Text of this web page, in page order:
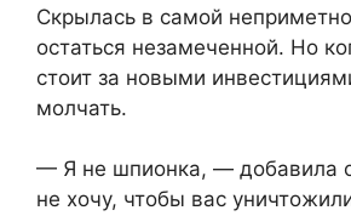
Скрылась в самой
остаться незамеченной. Но
стоит за новыми
молчать.
— Я не шпионка, — добавила
не хочу, чтобы вас